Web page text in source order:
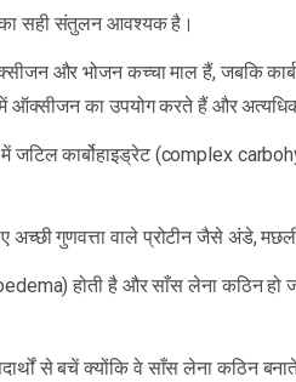
सही संतुलन आवश्यक है।
और भोजन कच्चा माल हैं, जबकि
में ऑक्सीजन का उपयोग करते हैं और
कार्बोहाइड्रेट (complex
गुणवत्ता वाले प्रोटीन जैसे अंडे,
होती है और साँस लेना कठिन हो
से बचें क्योंकि वे साँस लेना कठिन